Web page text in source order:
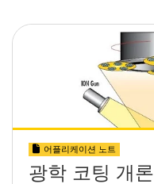
어플리케이션 노트
광학 코팅 개론